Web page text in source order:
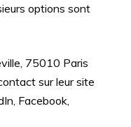
options sont
75010 Paris
sur leur site
Facebook,